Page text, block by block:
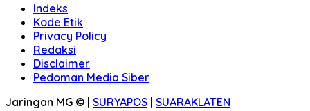
Indeks
Kode Etik
Privacy Policy
Redaksi
Disclaimer
Pedoman Media Siber
Jaringan MG © | SURYAPOS | SUARAKLATEN